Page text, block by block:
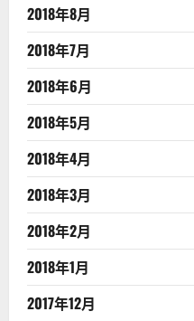
2018年8月
2018年7月
2018年6月
2018年5月
2018年4月
2018年3月
2018年2月
2018年1月
2017年12月